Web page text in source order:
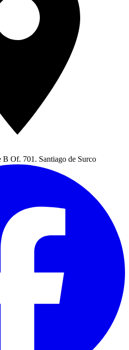
Of. 701. Santiago de Surco